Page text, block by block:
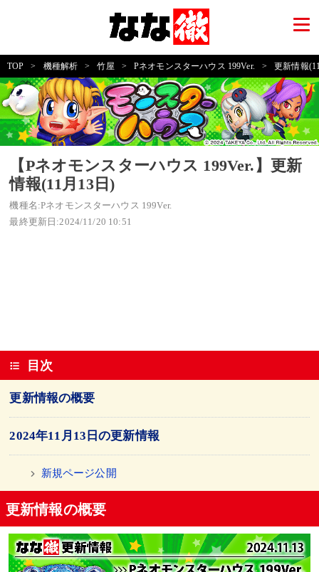
TOP > 機種解析 > 竹屋 > Pネオモンスターハウス 199Ver. > 更新情報
【Pネオモンスターハウス 199Ver.】更新
情報(11月13日)
機種名:Pネオモンスターハウス 199Ver.
最終更新日:2024/11/20 10:51
目次
更新情報の概要
2024年11月13日の更新情報
新規ページ公開
更新情報の概要